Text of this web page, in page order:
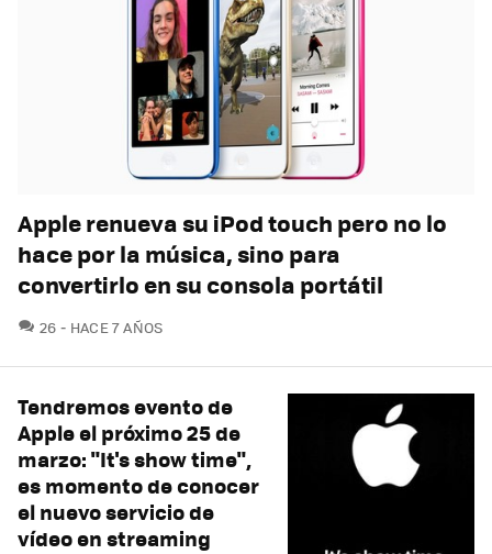
Apple renueva su iPod touch pero no lo
hace por la música, sino para
convertirlo en su consola portátil
26 COMENTARIOS
HACE 7 AÑOS
Tendremos evento de
Apple el próximo 25 de
marzo: "It's show time",
es momento de conocer
el nuevo servicio de
vídeo en streaming